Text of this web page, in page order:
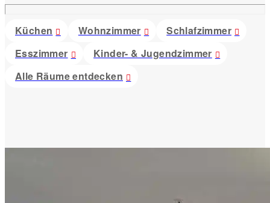
Küchen Wohnzimmer
Schlafzimmer
Esszimmer
Kinder- & Jugendzimmer
Alle Räume entdecken